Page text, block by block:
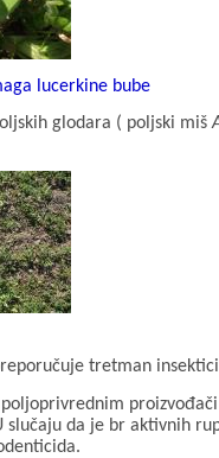
lucerkine bube
glodara ( poljski miš
tretman
poljoprivrednim
slučaju da je br aktivnih